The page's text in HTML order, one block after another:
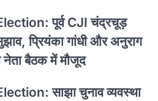
पूर्व CJI चंद्रचूड़
प्रियंका गांधी और अनुराग
नेता बैठक में मौजूद
साझा चुनाव व्यवस्था